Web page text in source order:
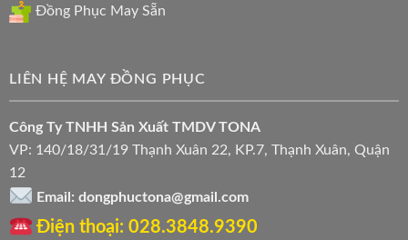
Đồng Phục May Sẵn
LIÊN HỆ MAY ĐỒNG PHỤC
Công Ty TNHH Sản Xuất TMDV TONA
VP: 140/18/31/19 Thạnh Xuân 22, KP.7, Thạnh Xuân, Quận
12
Email: dongphuctona@gmail.com
Điện thoại: ‭028.3848.9390‬